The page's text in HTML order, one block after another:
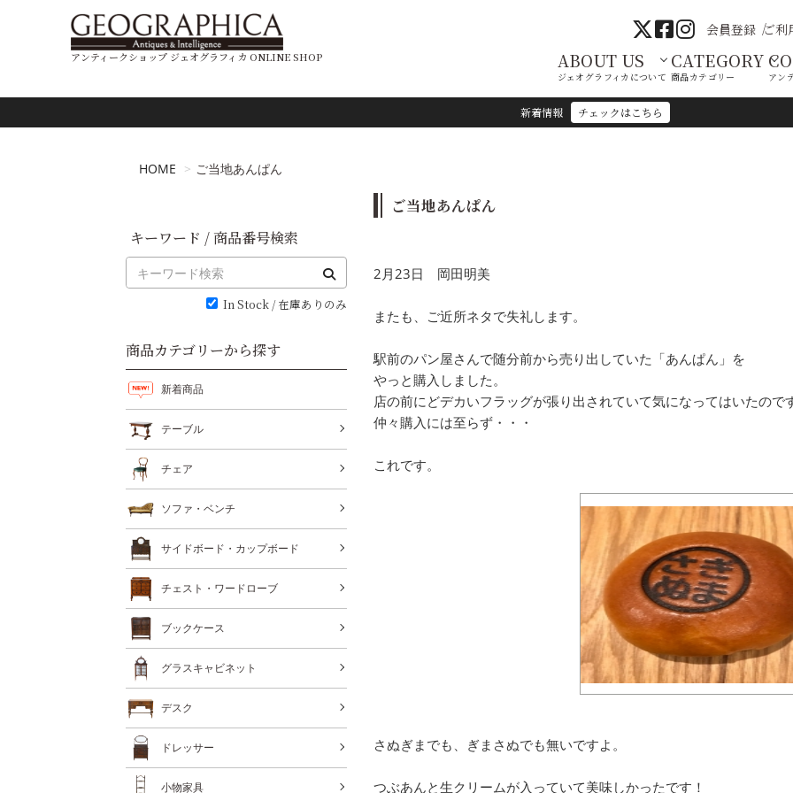
新着情報 チェックはこちら
アンティークショップ ジェオグラフィカ ONLINE SHOP
会員登録 ご利
ABOUT US
ジェオグラフィカについて
CATEGORY
商品カテゴリー アン
HOME ご当地あんぱん
ご当地あんぱん
2月23日 岡田明美
またも、ご近所ネタで失礼します。
駅前のパン屋さんで随分前から売り出していた「あんぱん」を
やっと購入しました。
店の前にどデカいフラッグが張り出されていて気になってはいたので
仲々購入には至らず・・・
これです。
さぬぎまでも、ぎまさぬでも無いですよ。
つぶあんと生クリームが入っていて美味しかったです！
キーワード / 商品番号検索
In Stock / 在庫ありのみ
商品カテゴリーから探す
新着商品
テーブル
チェア
ソファ・ベンチ
サイドボード・カップボード
チェスト・ワードローブ
ブックケース
グラスキャビネット
デスク
ドレッサー
小物家具